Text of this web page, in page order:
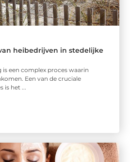
heibedrijven in stedelijke
een complex proces waarin
Een van de cruciale
het ...